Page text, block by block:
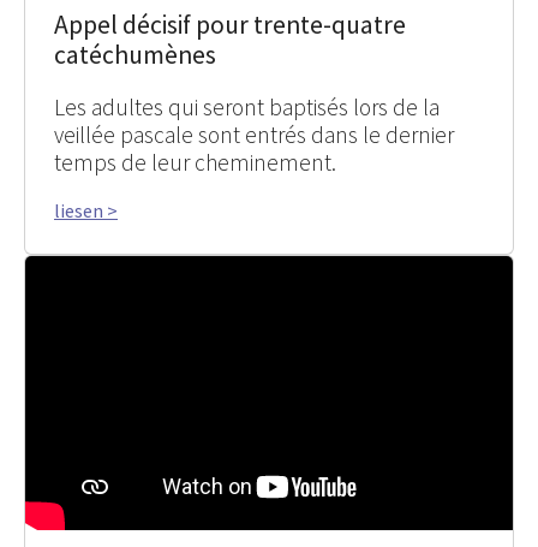
Appel décisif pour trente-quatre
catéchumènes
Les adultes qui seront baptisés lors de la
veillée pascale sont entrés dans le dernier
temps de leur cheminement.
liesen >